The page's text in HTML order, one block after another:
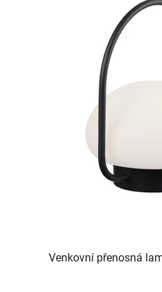
Venkovní přenosná